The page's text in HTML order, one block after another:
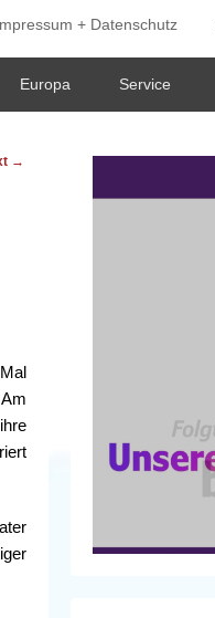
+ Datenschutz
Europa Service
→